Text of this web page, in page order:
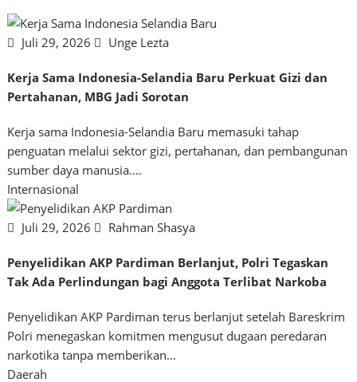
Juli 29, 2026 Unge Lezta
Kerja Sama Indonesia-Selandia Baru Perkuat Gizi dan
Pertahanan, MBG Jadi Sorotan
Kerja sama Indonesia-Selandia Baru memasuki tahap
penguatan melalui sektor gizi, pertahanan, dan pembangunan
sumber daya manusia....
Internasional
Juli 29, 2026 Rahman Shasya
Penyelidikan AKP Pardiman Berlanjut, Polri Tegaskan
Tak Ada Perlindungan bagi Anggota Terlibat Narkoba
Penyelidikan AKP Pardiman terus berlanjut setelah Bareskrim
Polri menegaskan komitmen mengusut dugaan peredaran
narkotika tanpa memberikan...
Daerah